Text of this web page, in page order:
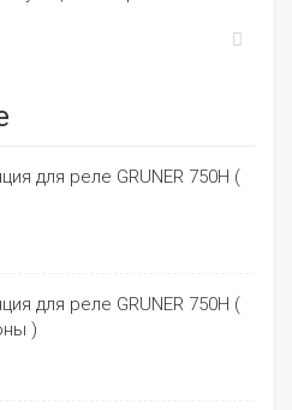
для реле GRUNER 750H (
для реле GRUNER 750H (
)